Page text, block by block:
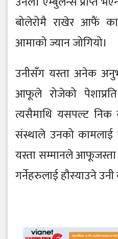
बोलेरोमै राखेर आफैं
आमाको ज्यान जोगियो।
उनीसँग यस्ता अनेक
आफूले रोजेको
त्यसैमाथि यसपल्ट निक
संस्थाले उनको कामलाई
यस्ता सम्मानले
गर्नेहरुलाई हौस्याउने